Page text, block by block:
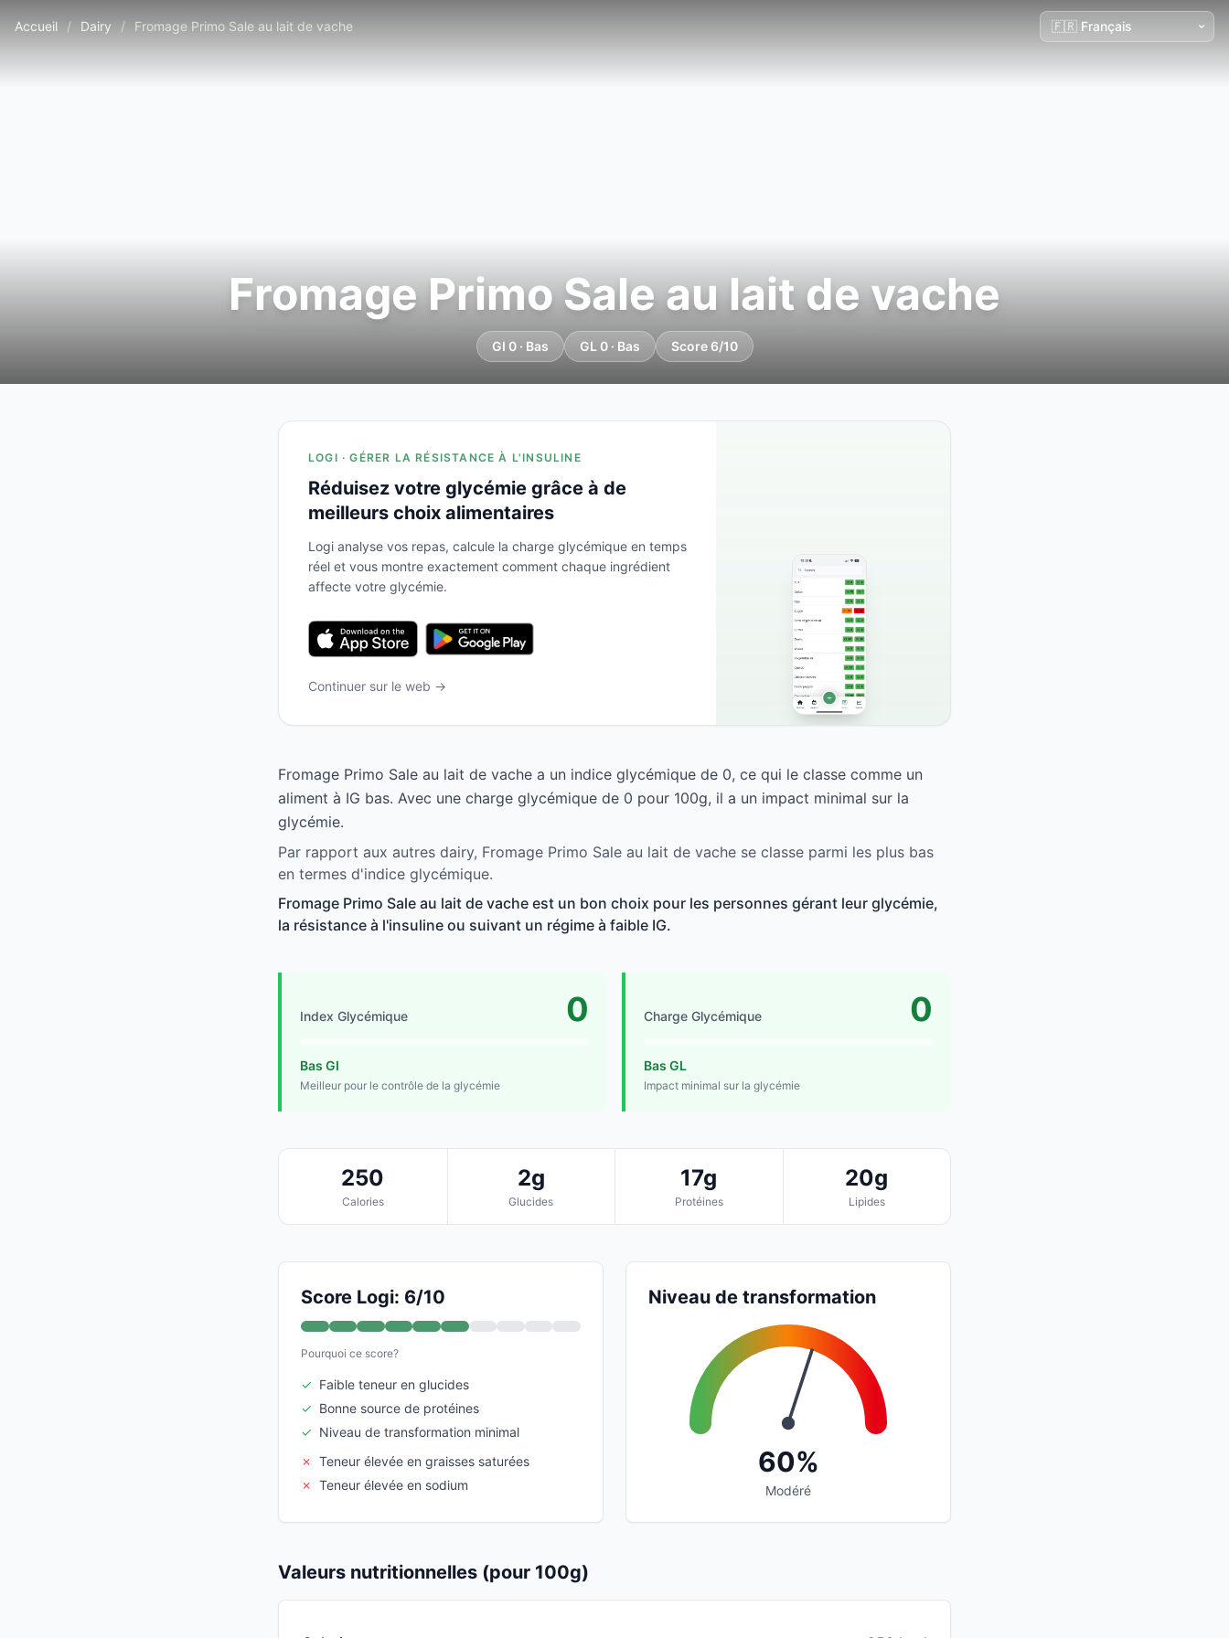
Accueil / Dairy / Fromage Primo Sale au lait de vache
Fromage Primo Sale au lait de vache
GI 0 · Bas GL 0 · Bas Score 6/10
LOGI · GÉRER LA RÉSISTANCE À L'INSULINE
Réduisez votre glycémie grâce à de
meilleurs choix alimentaires
Logi analyse vos repas, calcule la charge glycémique en temps
réel et vous montre exactement comment chaque ingrédient
affecte votre glycémie.
Continuer sur le web →
Fromage Primo Sale au lait de vache a un indice glycémique de 0, ce qui le classe comme un
aliment à IG bas. Avec une charge glycémique de 0 pour 100g, il a un impact minimal sur la
glycémie.
Par rapport aux autres dairy, Fromage Primo Sale au lait de vache se classe parmi les plus bas
en termes d'indice glycémique.
Fromage Primo Sale au lait de vache est un bon choix pour les personnes gérant leur glycémie,
la résistance à l'insuline ou suivant un régime à faible IG.
Index Glycémique 0
Bas GI
Meilleur pour le contrôle de la glycémie
Charge Glycémique 0
Bas GL
Impact minimal sur la glycémie
250
Calories
2g
Glucides
17g
Protéines
20g
Lipides
Score Logi: 6/10
Pourquoi ce score?
✓ Faible teneur en glucides
✓ Bonne source de protéines
✓ Niveau de transformation minimal
✗ Teneur élevée en graisses saturées
✗ Teneur élevée en sodium
Niveau de transformation
60%
Modéré
Valeurs nutritionnelles (pour 100g)